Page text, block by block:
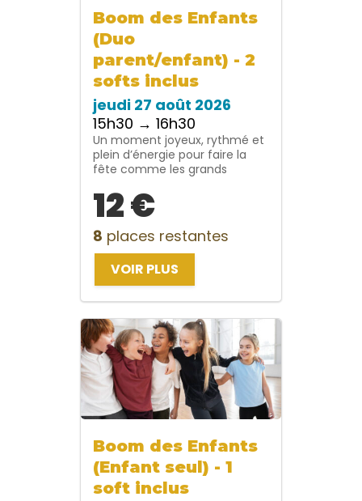
Boom des Enfants
(Duo
parent/enfant) - 2
softs inclus
jeudi 27 août 2026
15h30 → 16h30
Un moment joyeux, rythmé et
plein d’énergie pour faire la
fête comme les grands
12 €
8 places restantes
VOIR PLUS
Boom des Enfants
(Enfant seul) - 1
soft inclus